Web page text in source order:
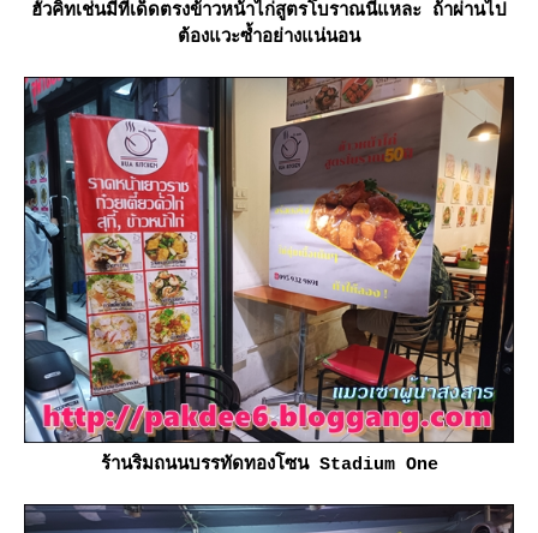
ฮั้วคิทเช่นมีทีเด็ดตรงข้าวหน้าไก่สูตรโบราณนี่แหละ ถ้าผ่านไป
ต้องแวะซ้ำอย่างแน่นอน
ร้านริมถนนบรรทัดทองโซน Stadium One